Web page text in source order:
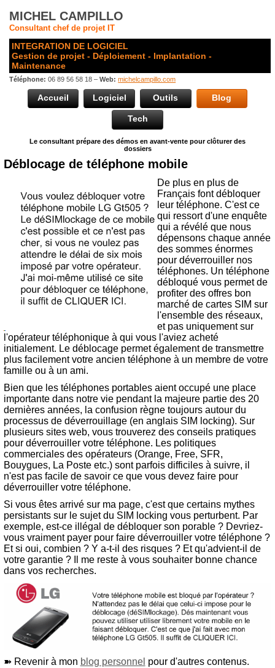
MICHEL CAMPILLO
Consultant chef de projet IT
INTEGRATION DE LOGICIEL
Gestion de projet - Déploiement - Implantation -
Maintenance
Téléphone: 06 89 56 58 18 –Web: michelcampillo.com
Accueil Logiciel Outils Blog
Tech
Le consultant prépare des démos en avant-vente pour clôturer des
dossiers
Déblocage de téléphone mobile
De plus en plus de
Français font débloquer
leur téléphone. C'est ce
qui ressort d'une enquête
qui a révélé que nous
dépensons chaque année
des sommes énormes
pour déverrouiller nos
téléphones. Un téléphone
débloqué vous permet de
profiter des offres bon
marché de cartes SIM sur
l'ensemble des réseaux,
et pas uniquement sur
l'opérateur téléphonique à qui vous l'aviez acheté
initialement. Le déblocage permet également de transmettre
plus facilement votre ancien téléphone à un membre de votre
famille ou à un ami.
Bien que les téléphones portables aient occupé une place
importante dans notre vie pendant la majeure partie des 20
dernières années, la confusion règne toujours autour du
processus de déverrouillage (en anglais SIM locking). Sur
plusieurs sites web, vous trouverez des conseils pratiques
pour déverrouiller votre téléphone. Les politiques
commerciales des opérateurs (Orange, Free, SFR,
Bouygues, La Poste etc.) sont parfois difficiles à suivre, il
n'est pas facile de savoir ce que vous devez faire pour
déverrouiller votre téléphone.
Si vous êtes arrivé sur ma page, c'est que certains mythes
persistants sur le sujet du SIM locking vous perturbent. Par
exemple, est-ce illégal de débloquer son porable ? Devriez-
vous vraiment payer pour faire déverrouiller votre téléphone ?
Et si oui, combien ? Y a-t-il des risques ? Et qu'advient-il de
votre garantie ? Il me reste à vous souhaiter bonne chance
dans vos recherches.
➽ Revenir à mon blog personnel pour d'autres contenus.